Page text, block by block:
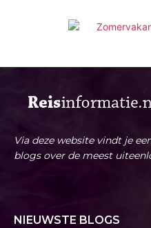
Via deze website vindt je
blogs over de meest
NIEUWSTE BLOGS